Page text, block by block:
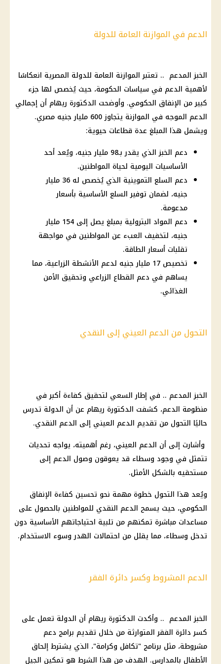
الدعم في الموازنة العامة للدولة
الخبز المدعم .. تعتبر الموازنة العامة للدولة المصرية انعكاسًا
لأهمية الدعم في سياسات الحكومة، حيث يُخصص لها جزء
كبير من الإنفاق الحكومي. وأوضحت الدكتورة ريهام أن إجمالي
الدعم الموجه في الموازنة يتجاوز 600 مليار جنيه مصري.
ويشمل هذا المبلغ عدة قطاعات حيوية:
دعم الخبز الذي يقدر بـ98 مليار جنيه، ويُعد أحد
الأساسيات اليومية لحياة المواطنين.
دعم السلع التموينية الذي يُخصص له 36 مليار
جنيه، لضمان توفير السلع الأساسية بأسعار
مدعومة.
دعم المواد البترولية بمبلغ يصل إلى 154 مليار
جنيه، لتخفيف العبء عن المواطنين في مواجهة
تقلبات أسعار الطاقة.
تخصيص 17 مليار جنيه لدعم الأنشطة الزراعية، مما
يساهم في دعم القطاع الزراعي وتحقيق الأمن
الغذائي.
التحول من الدعم العيني إلى النقدي
الخبز المدعم .. في إطار السعي لتحقيق كفاءة أكبر في
منظومة الدعم، كشفت الدكتورة ريهام عن أن الدولة تدرس
حاليًا التحول من تقديم الدعم العيني إلى الدعم النقدي.
وأشارت إلى أن الدعم العيني، رغم أهميته، يواجه تحديات
تتمثل في وجود وسطاء قد يعوقون وصول الدعم إلى
مستحقيه بالشكل الأمثل.
ويُعد هذا التحول خطوة مهمة نحو تحسين كفاءة الإنفاق
الحكومي، حيث يسمح الدعم النقدي للمواطنين بالحصول على
مساعدات مباشرة تمكنهم من تلبية احتياجاتهم الأساسية دون
تدخل وسطاء، مما يقلل من احتمالات الهدر وسوء الاستخدام.
الدعم المشروط وكسر دائرة الفقر
الخبز المدعم .. وأكدت الدكتورة ريهام أن الدولة تعمل على
كسر دائرة الفقر المتوارثة من خلال تقديم برامج دعم
مشروطة، مثل برنامج "تكافل وكرامة"، الذي يشترط إلحاق
الأطفال بالمدارس. الهدف من هذا الشرط هو تمكين الجيل